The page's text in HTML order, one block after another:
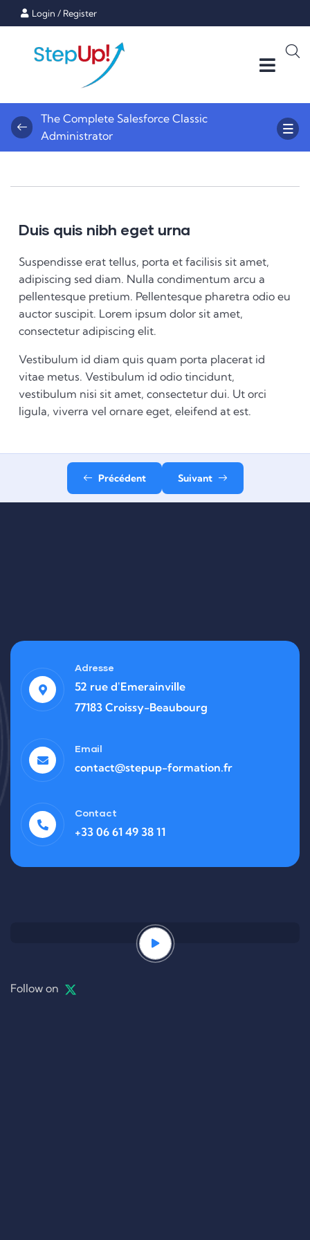
Login / Register
The Complete Salesforce Classic
Administrator
Duis quis nibh eget urna
Suspendisse erat tellus, porta et facilisis sit amet,
adipiscing sed diam. Nulla condimentum arcu a
pellentesque pretium. Pellentesque pharetra odio eu
auctor suscipit. Lorem ipsum dolor sit amet,
consectetur adipiscing elit.
Vestibulum id diam quis quam porta placerat id
vitae metus. Vestibulum id odio tincidunt,
vestibulum nisi sit amet, consectetur dui. Ut orci
ligula, viverra vel ornare eget, eleifend at est.
Précédent Suivant
Adresse
52 rue d'Emerainville
77183 Croissy-Beaubourg
Email
contact@stepup-formation.fr
Contact
+33 06 61 49 38 11
Follow on